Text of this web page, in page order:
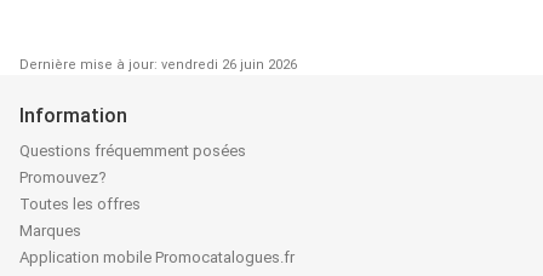
Dernière mise à jour: vendredi 26 juin 2026
Information
Questions fréquemment posées
Promouvez?
Toutes les offres
Marques
Application mobile Promocatalogues.fr